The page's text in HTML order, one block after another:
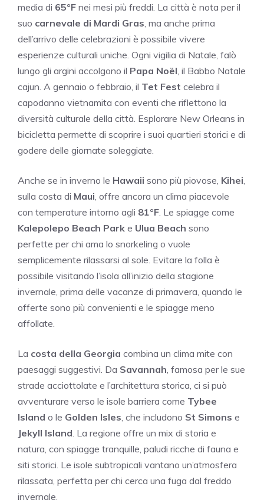
media di 65°F nei mesi più freddi. La città è nota per il
suo carnevale di Mardi Gras , ma anche prima
dell’arrivo delle celebrazioni è possibile vivere
esperienze culturali uniche. Ogni vigilia di Natale, falò
lungo gli argini accolgono il Papa Noël , il Babbo Natale
cajun. A gennaio o febbraio, il Tet Fest celebra il
capodanno vietnamita con eventi che riflettono la
diversità culturale della città. Esplorare New Orleans in
bicicletta permette di scoprire i suoi quartieri storici e di
godere delle giornate soleggiate.
Anche se in inverno le Hawaii sono più piovose, Kihei
sulla costa di Maui , offre ancora un clima piacevole
con temperature intorno agli 81°F . Le spiagge come
Kalepolepo Beach Park e Ulua Beach sono
perfette per chi ama lo snorkeling o vuole
semplicemente rilassarsi al sole. Evitare la folla è
possibile visitando l’isola all’inizio della stagione
invernale, prima delle vacanze di primavera, quando le
offerte sono più convenienti e le spiagge meno
affollate.
La costa della Georgia combina un clima mite con
paesaggi suggestivi. Da Savannah , famosa per le sue
strade acciottolate e l’architettura storica, ci si può
avventurare verso le isole barriera come Tybee
Island o le Golden Isles , che includono St Simons e
Jekyll Island . La regione offre un mix di storia e
natura, con spiagge tranquille, paludi ricche di fauna e
siti storici. Le isole subtropicali vantano un’atmosfera
rilassata, perfetta per chi cerca una fuga dal freddo
invernale.